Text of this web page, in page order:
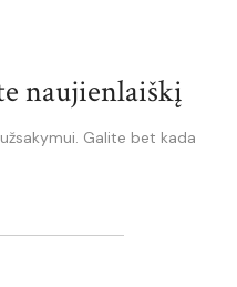
naujienlaiškį
Galite bet kada